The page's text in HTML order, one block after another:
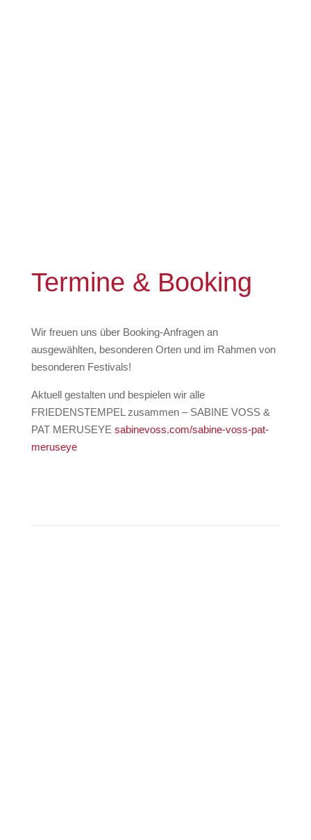
Termine & Booking
Wir freuen uns über Booking-Anfragen an
ausgewählten, besonderen Orten und im Rahmen von
besonderen Festivals!
Aktuell gestalten und bespielen wir alle
FRIEDENSTEMPEL zusammen – SABINE VOSS &
PAT MERUSEYE sabinevoss.com/sabine-voss-pat-
meruseye